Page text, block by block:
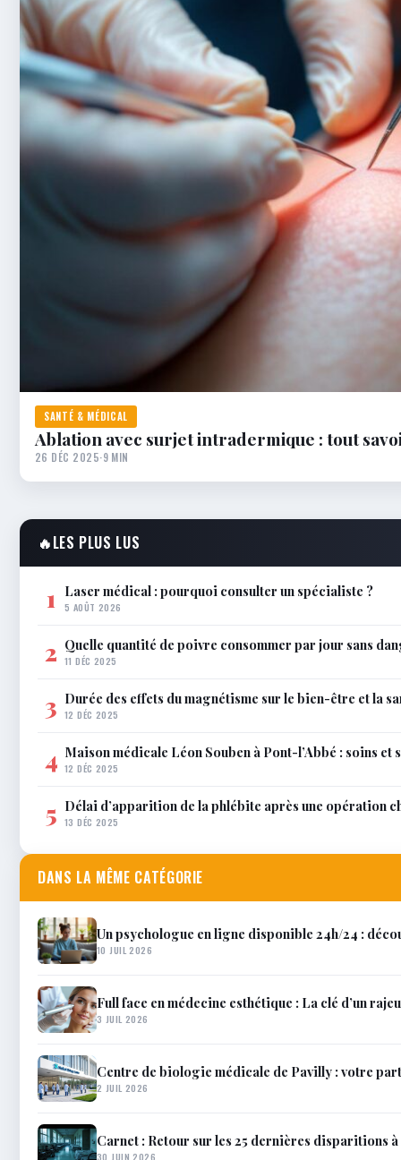
SANTÉ & MÉDICAL
Ablation avec surjet intradermique : tout
26 DÉC 2025·9 MIN
🔥LES PLUS LUS
1 Laser médical : pourquoi consulter un spécialiste ?
5 AOÛT 2026
2 Quelle quantité de poivre consommer par jour sans
11 DÉC 2025
3 Durée des effets du magnétisme sur le bien-être et la
12 DÉC 2025
4 Maison médicale Léon Souben à Pont-l’Abbé : soins et
12 DÉC 2025
5 Délai d’apparition de la phlébite après une opération
13 DÉC 2025
DANS LA MÊME CATÉGORIE
Un psychologue en ligne disponible 24h/24 :
10 JUIL 2026
Full face en médecine esthétique : La clé d’un
3 JUIL 2026
Centre de biologie médicale de Pavilly : votre
2 JUIL 2026
Carnet : Retour sur les 25 dernières disparitions
30 JUIN 2026